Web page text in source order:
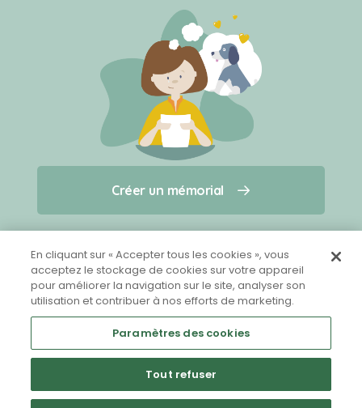
Créer un mémorial
Qui sommes-nous ?
Nous contacter
Partager sur Facebook
Créer un mémorial
En cliquant sur « Accepter tous les cookies », vous
acceptez le stockage de cookies sur votre appareil
pour améliorer la navigation sur le site, analyser son
utilisation et contribuer à nos efforts de marketing.
Paramètres des cookies
Tout refuser